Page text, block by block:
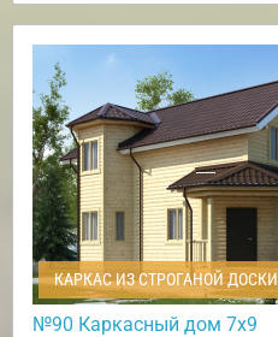
КАРКАС ИЗ СТРОГАНОЙ ДОСКИ
№90 Каркасный дом 7х9